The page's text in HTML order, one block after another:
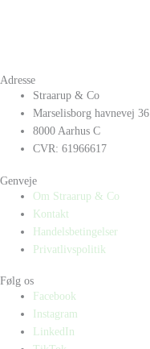
Adresse
Straarup & Co
Marselisborg havnevej 36
8000 Aarhus C
CVR: 61966617
Genveje
Om Straarup & Co
Kontakt
Handelsbetingelser
Privatlivspolitik
Følg os
Facebook
Instagram
LinkedIn